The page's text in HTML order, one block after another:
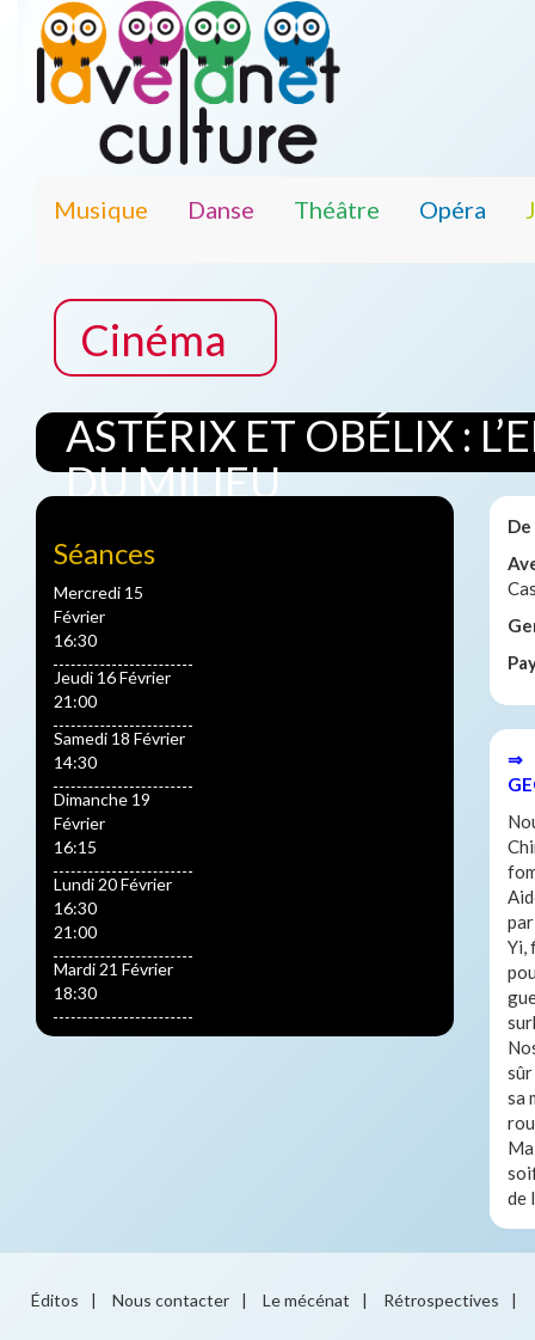
Musique Danse Théâtre Opéra
Cinéma
ASTÉRIX ET OBÉLIX :
DU MILIEU
Séances
Mercredi 15
Février
16:30
Jeudi 16 Février
21:00
Samedi 18 Février
14:30
Dimanche 19
Février
16:15
Lundi 20 Février
16:30
21:00
Mardi 21 Février
18:30
De
⇒
Yi,
sa
de
Éditos | Nous contacter | Le mécénat | Rétrospectives |